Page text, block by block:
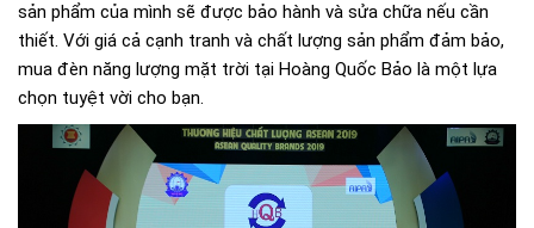
sản phẩm của mình sẽ được bảo hành và sửa chữa nếu cần
thiết. Với giá cả cạnh tranh và chất lượng sản phẩm đảm bảo,
mua đèn năng lượng mặt trời tại Hoàng Quốc Bảo là một lựa
chọn tuyệt vời cho bạn.